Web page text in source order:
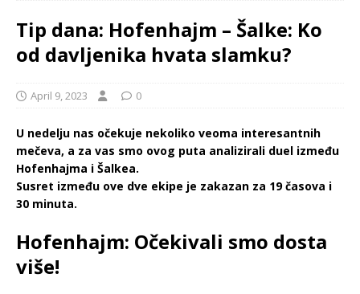
Tip dana: Hofenhajm – Šalke: Ko
od davljenika hvata slamku?
April 9, 2023 0
U nedelju nas očekuje nekoliko veoma interesantnih
mečeva, a za vas smo ovog puta analizirali duel između
Hofenhajma i Šalkea.
Susret između ove dve ekipe je zakazan za 19 časova i
30 minuta.
Hofenhajm: Očekivali smo dosta
više!